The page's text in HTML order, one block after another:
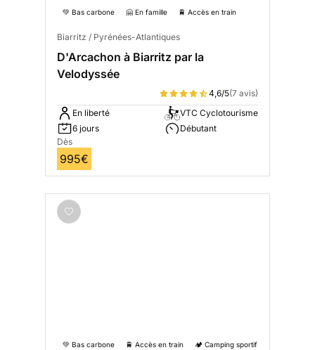
💚 Bas carbone 🤗 En famille 🚆 Accès en train
Biarritz / Pyrénées-Atlantiques
D'Arcachon à Biarritz par la
Velodyssée
4,6/5(7 avis)
En liberté
6 jours
VTC Cyclotourisme
Débutant
Dès
995€
💚 Bas carbone 🚆 Accès en train 🏕️ Camping sportif